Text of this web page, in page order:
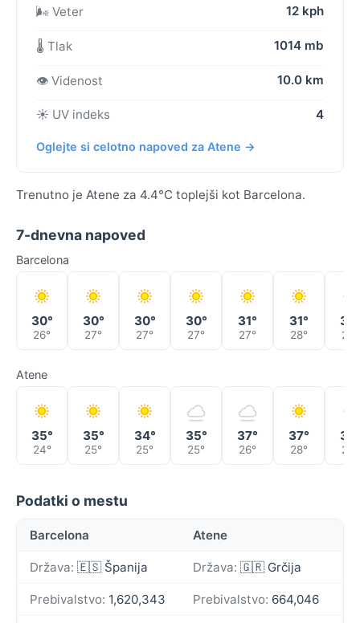
🌬️ Veter
12 kph
🌡️ Tlak 1014 mb
👁️ Videnost 10.0 km
☀️ UV indeks 4
Oglejte si celotno napoved za Atene →
Trenutno je Atene za 4.4°C toplejši kot Barcelona.
7-dnevna napoved
Barcelona
30°
26°
30°
27°
30°
27°
30°
27°
31°
27°
31°
28° 28°
Atene
35°
24°
35°
25°
34°
25°
35°
25°
37°
26°
37°
28° 25°
Podatki o mestu
Barcelona Atene
Država: 🇪🇸 Španija Država: 🇬🇷 Grčija
Prebivalstvo: 1,620,343 Prebivalstvo: 664,046